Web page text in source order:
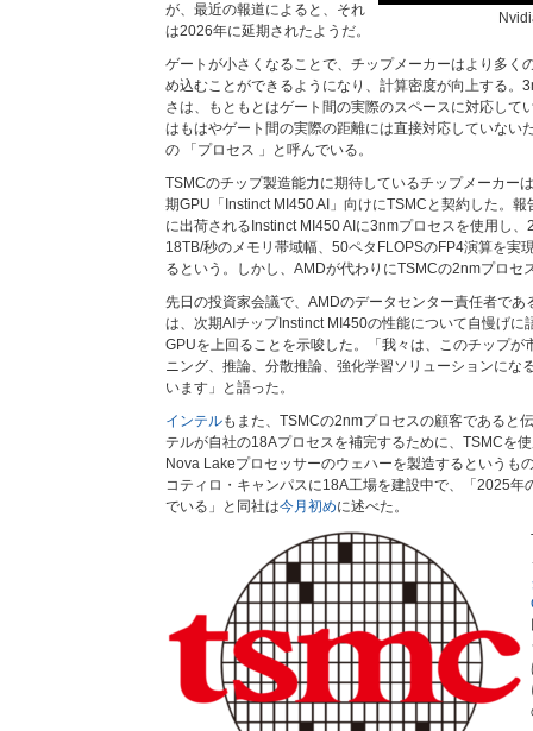
が、最近の報道によると、それ
は2026年に延期されたようだ。
ゲートが小さくなることで、チップメーカーはより多く
め込むことができるようになり、計算密度が向上する。
さは、もともとはゲート間の実際のスペースに対応して
はもはやゲート間の実際の距離には直接対応していない
の 「プロセス 」と呼んでいる。
TSMCのチップ製造能力に期待しているチップメーカー
期GPU「Instinct MI450 AI」向けにTSMCと契約した。
に出荷されるInstinct MI450 AIに3nmプロセスを使用し
18TB/秒のメモリ帯域幅、50ペタFLOPSのFP4演算を実
るという。しかし、AMDが代わりにTSMCの2nmプロセ
先日の投資家会議で、AMDのデータセンター責任者であ
は、次期AIチップInstinct MI450の性能について自慢げ
GPUを上回ることを示唆した。「我々は、このチップが
ニング、推論、分散推論、強化学習ソリューションにな
います」と語った。
インテルもまた、TSMCの2nmプロセスの顧客であると
テルが自社の18Aプロセスを補完するために、TSMCを
Nova Lakeプロセッサーのウェハーを製造するというも
コティロ・キャンパスに18A工場を建設中で、「2025年
でいる」と同社は今月初めに述べた。